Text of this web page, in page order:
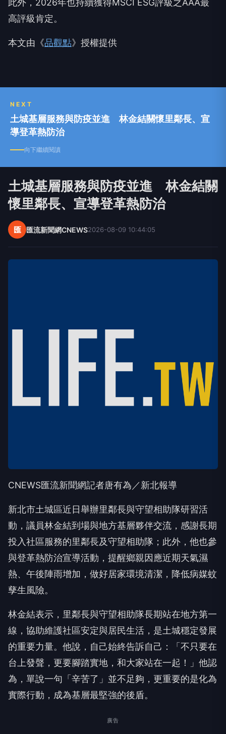
此外，2026年也持續獲得MSCI ESG評級之AAA最
高評級肯定。
本文由《品觀點》授權提供
NEXT
土城基層服務與防疫並進 林金結關懷里鄰長、宣
導登革熱防治
向下繼續閱讀
土城基層服務與防疫並進 林金結關
懷里鄰長、宣導登革熱防治
匯 匯流新聞網CNEWS2026-08-09 10:44:05
CNEWS匯流新聞網記者唐有為／新北報導
新北市土城區近日舉辦里鄰長與守望相助隊研習活
動，議員林金結到場與地方基層夥伴交流，感謝長期
投入社區服務的里鄰長及守望相助隊；此外，他也參
與登革熱防治宣導活動，提醒鄉親因應近期天氣濕
熱、午後陣雨增加，做好居家環境清潔，降低病媒蚊
孳生風險。
林金結表示，里鄰長與守望相助隊長期站在地方第一
線，協助維護社區安定與居民生活，是土城穩定發展
的重要力量。他說，自己始終告訴自己：「不只要在
台上發聲，更要腳踏實地，和大家站在一起！」他認
為，單說一句「辛苦了」並不足夠，更重要的是化為
實際行動，成為基層最堅強的後盾。
廣告